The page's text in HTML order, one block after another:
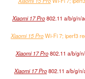
Xiaomi 17 Pro802.11 a/​b/​g/​n/​
Xiaomi 15 ProWi-Fi 7; iperf3
Xiaomi 17 Pro802.11 a/​b/​g/​
Xiaomi 17 Pro802.11 a/​b/​g/​